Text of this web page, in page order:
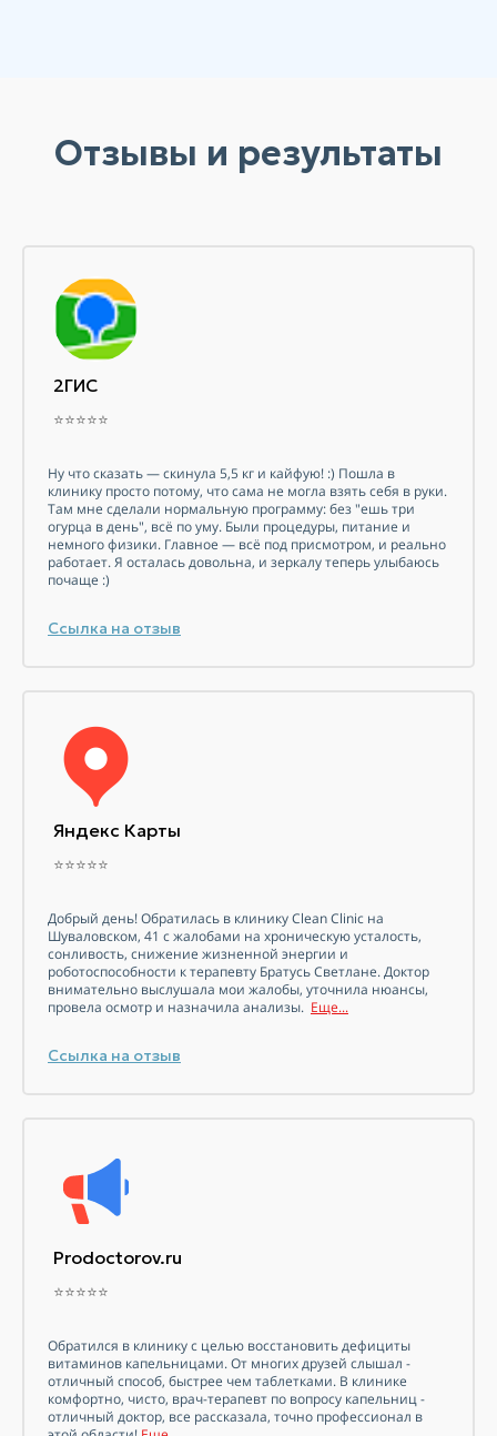
Отзывы и результаты
2ГИС
⭐⭐⭐⭐⭐
Ну что сказать — скинула 5,5 кг и кайфую! :) Пошла в
клинику просто потому, что сама не могла взять себя в руки.
Там мне сделали нормальную программу: без "ешь три
огурца в день", всё по уму. Были процедуры, питание и
немного физики. Главное — всё под присмотром, и реально
работает. Я осталась довольна, и зеркалу теперь улыбаюсь
почаще :)
Ссылка на отзыв
Яндекс Карты
⭐⭐⭐⭐⭐
Добрый день! Обратилась в клинику Clean Clinic на
Шуваловском, 41 с жалобами на хроническую усталость,
сонливость, снижение жизненной энергии и
роботоспособности к терапевту Братусь Светлане. Доктор
внимательно выслушала мои жалобы, уточнила нюансы,
провела осмотр и назначила анализы. Еще...
Ссылка на отзыв
Prodoctorov.ru
⭐⭐⭐⭐⭐
Обратился в клинику с целью восстановить дефициты
витаминов капельницами. От многих друзей слышал -
отличный способ, быстрее чем таблетками. В клинике
комфортно, чисто, врач-терапевт по вопросу капельниц -
отличный доктор, все рассказала, точно профессионал в